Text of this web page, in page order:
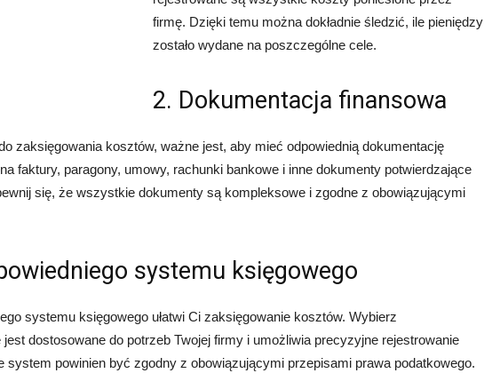
firmę. Dzięki temu można dokładnie śledzić, ile pieniędzy
zostało wydane na poszczególne cele.
2. Dokumentacja finansowa
zaksięgowania kosztów, ważne jest, aby mieć odpowiednią dokumentację
faktury, paragony, umowy, rachunki bankowe i inne dokumenty potwierdzające
się, że wszystkie dokumenty są kompleksowe i zgodne z obowiązującymi
systemu księgowego
systemu księgowego ułatwi Ci zaksięgowanie kosztów. Wybierz
dostosowane do potrzeb Twojej firmy i umożliwia precyzyjne rejestrowanie
system powinien być zgodny z obowiązującymi przepisami prawa podatkowego.